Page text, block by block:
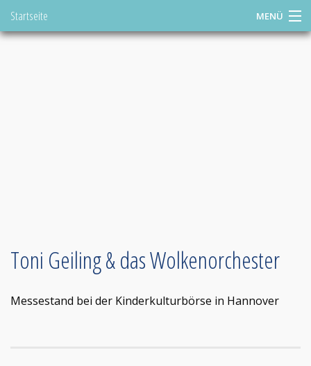
Springen
Startseite MENÜ
Links
Toni Geiling & das Wolkenorchester
Messestand bei der Kinderkulturbörse in Hannover